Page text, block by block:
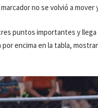
no se volvió a
puntos importantes y
encima en la tabla,